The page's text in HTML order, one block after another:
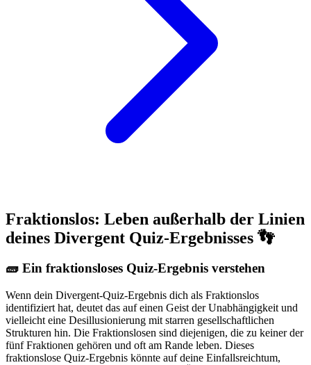
Fraktionslos: Leben außerhalb der Linien
deines Divergent Quiz-Ergebnisses 👣
🧱 Ein fraktionsloses Quiz-Ergebnis verstehen
Wenn dein Divergent-Quiz-Ergebnis dich als Fraktionslos
identifiziert hat, deutet das auf einen Geist der Unabhängigkeit und
vielleicht eine Desillusionierung mit starren gesellschaftlichen
Strukturen hin. Die Fraktionslosen sind diejenigen, die zu keiner der
fünf Fraktionen gehören und oft am Rande leben. Dieses
fraktionslose Quiz-Ergebnis könnte auf deine Einfallsreichtum,